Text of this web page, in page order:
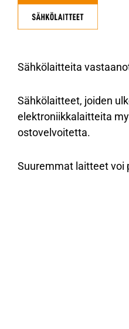
Sähkölaitteita
Sähkölaitteet, joiden
elektroniikkalaitteita
ostovelvoitetta.
Suuremmat laitteet voi